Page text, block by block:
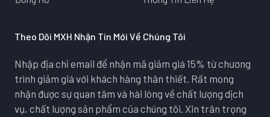
Theo Dõi MXH Nhận Tin Mới Về Chúng Tôi
Nhập địa chỉ email để nhận mã giảm giá 15% từ chương
trình giảm giá với khách hàng thân thiết. Rất mong
nhận được sự quan tâm và hài lòng về chất lượng dịch
vụ, chất lượng sản phẩm của chúng tôi. Xin trân trọng